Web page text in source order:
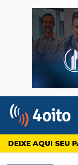
4oito
DEIXE AQUI SEU